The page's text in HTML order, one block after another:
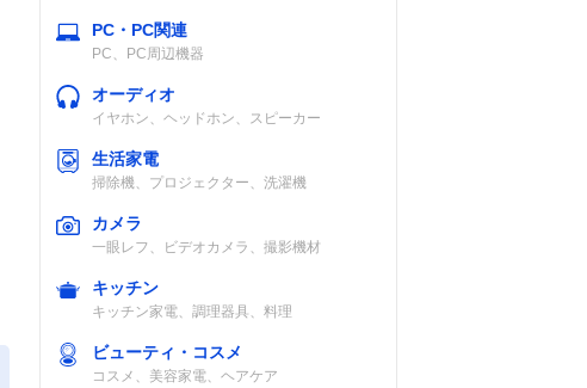
PC・PC関連
PC、PC周辺機器
オーディオ
イヤホン、ヘッドホン、スピーカー
生活家電
掃除機、プロジェクター、洗濯機
カメラ
一眼レフ、ビデオカメラ、撮影機材
キッチン
キッチン家電、調理器具、料理
ビューティ・コスメ
コスメ、美容家電、ヘアケア